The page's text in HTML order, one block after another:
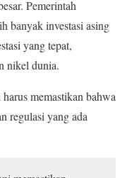
Pemerintah
banyak investasi asing
yang tepat,
nikel dunia.
memastikan bahwa
regulasi yang ada